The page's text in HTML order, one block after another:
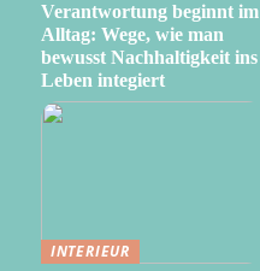
Verantwortung beginnt im
Alltag: Wege, wie man
bewusst Nachhaltigkeit ins
Leben integiert
INTERIEUR